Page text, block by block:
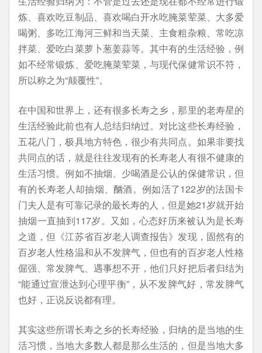
炼、喜欢吃豆制品、喜欢喝白开水吃腌菜荤菜、大多爱
喝粥、多吃江海河三鲜和当天菜、主食粗杂粮、常吃凉
拌菜、爱吃白菜萝卜葱姜蒜等。其中有的生活经验，例
如不经常锻炼、爱吃腌菜荤菜，与现代保健常识不符，
所以称之为“颠覆性”。
在中国和世界上，还有很多长寿之乡，那里的老寿星的
生活经验此前也有人总结归纳过。对比这些长寿经验，
五花八门，极具地方特色，很少有共同点。如果非要找
共同点的话，就是往往发现有的长寿老人有很不健康的
生活习惯。例如不抽烟、少喝酒是公认的保健常识，但
有的长寿老人却抽烟、酗酒。例如活了122岁的法国卡
门夫人是有可靠记录的最长寿的人，但是她21岁就开始
抽烟一直抽到117岁。又如，心态好历来被认为是长寿
之道，但《江苏省百岁老人调查报告》发现，固然有的
百岁老人性格温和从不发脾气，但也有的百岁老人性格
倔强、常发脾气、遇事想不开，他们只好把后者归结为
“能通过宣泄达到心理平衡”，从不发脾气好，常发脾气
也好，正说反说都有理。
其实这些所谓长寿之乡的长寿经验，归纳的是当地的生
活习惯，当地大多数人都是那么生活的，但是当地大多